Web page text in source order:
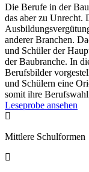
Die Berufe in der
das aber zu Unrecht.
anderer Branchen.
und Schüler der
der Baubranche. In
Berufsbilder
und Schülern eine
somit ihre
Leseprobe ansehen

Mittlere Schulformen
